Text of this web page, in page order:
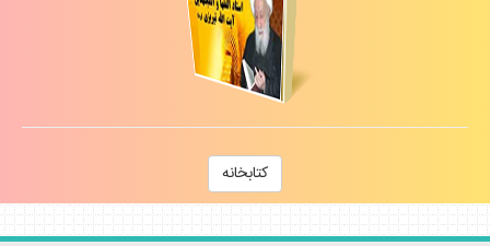
كتابخانه